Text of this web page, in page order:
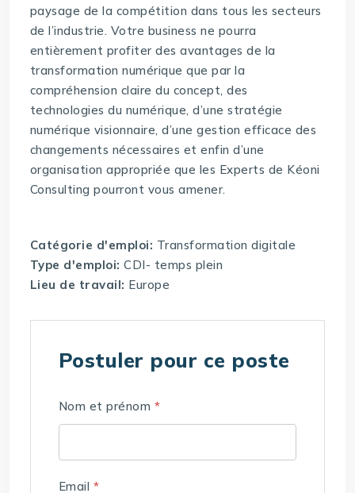
paysage de la compétition dans tous les secteurs
de l’industrie. Votre business ne pourra
entièrement profiter des avantages de la
transformation numérique que par la
compréhension claire du concept, des
technologies du numérique, d’une stratégie
numérique visionnaire, d’une gestion efficace des
changements nécessaires et enfin d’une
organisation appropriée que les Experts de Kéoni
Consulting pourront vous amener.
Catégorie d'emploi: Transformation digitale
Type d'emploi:CDI- temps plein
Lieu de travail: Europe
Postuler pour ce poste
Nom et prénom *
Email *